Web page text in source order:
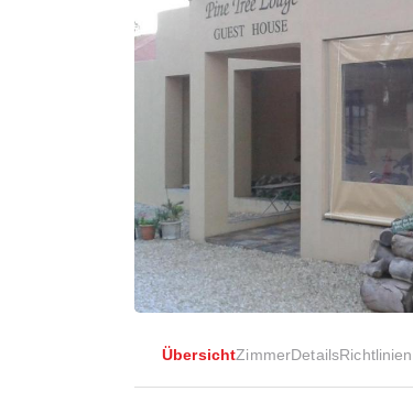
ÜbersichtZimmerDetailsRichtlinien